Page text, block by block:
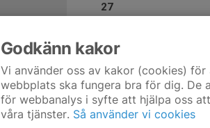
27
28
Godkänn kakor
Vi använder oss av kakor (cookies)
webbplats ska fungera bra för dig. De
för webbanalys i syfte att hjälpa oss
våra tjänster. Så använder vi cookies